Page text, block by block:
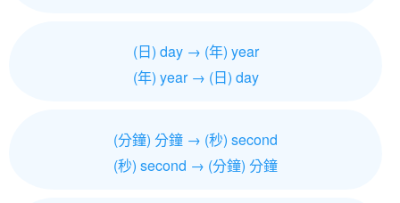
(日) day → (年) year
(年) year → (日) day
(分鐘) 分鐘 → (秒) second
(秒) second → (分鐘) 分鐘